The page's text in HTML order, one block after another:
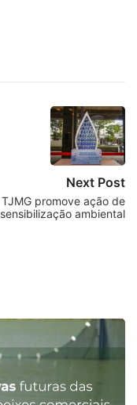
Next Post
TJMG promove ação de
sensibilização ambiental